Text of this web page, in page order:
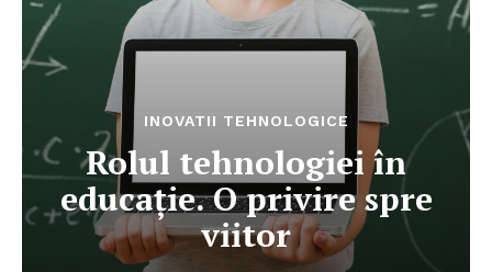
INOVATII TEHNOLOGICE
Rolul tehnologiei în
educație. O privire spre
viitor